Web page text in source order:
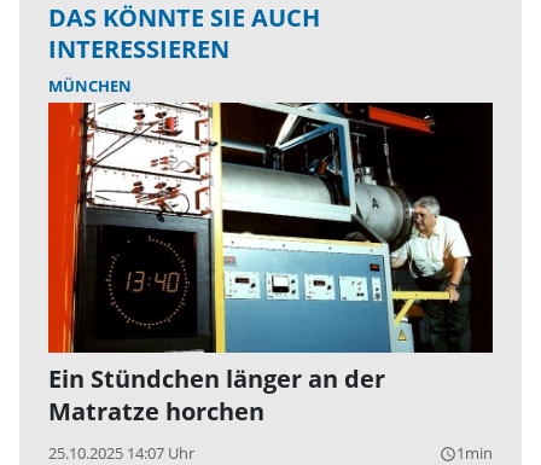
DAS KÖNNTE SIE AUCH
INTERESSIEREN
MÜNCHEN
Ein Stündchen länger an der
Matratze horchen
25.10.2025 14:07 Uhr query_builder1min